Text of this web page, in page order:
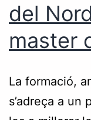
del
master
La formació,
s’adreça a un